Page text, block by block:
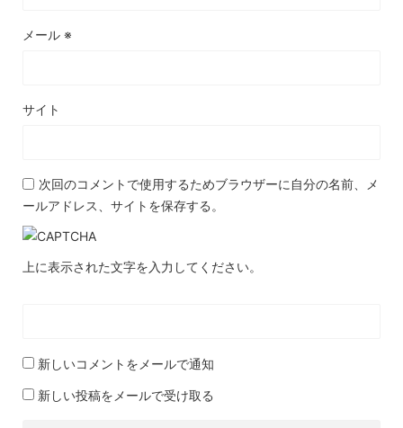
メール ※
サイト
次回のコメントで使用するためブラウザーに自分の名前、メ
ールアドレス、サイトを保存する。
上に表示された文字を入力してください。
新しいコメントをメールで通知
新しい投稿をメールで受け取る